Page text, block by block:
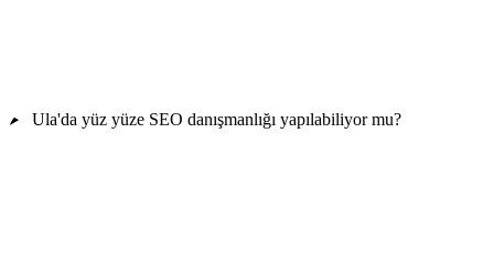
Ula'da yüz yüze SEO danışmanlığı yapılabiliyor mu?